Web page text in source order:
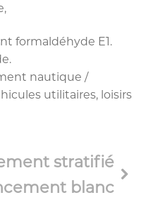
formaldéhyde E1.
nautique /
utilitaires, loisirs
stratifié
blanc